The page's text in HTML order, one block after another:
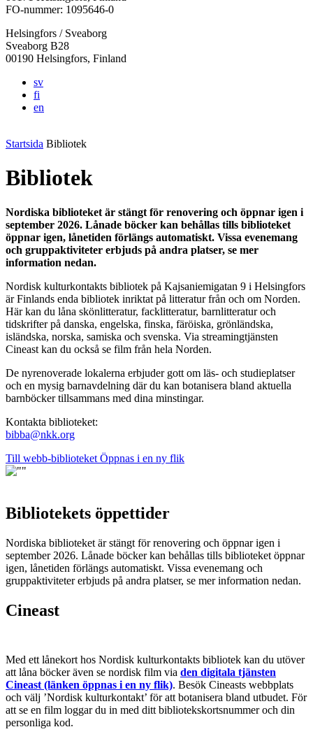
FO-nummer: 1095646-0
Helsingfors / Sveaborg
Sveaborg B28
00190 Helsingfors, Finland
sv
fi
en
Startsida Bibliotek
Bibliotek
Nordiska biblioteket är stängt för renovering och öppnar igen i
september 2026. Lånade böcker kan behållas tills biblioteket
öppnar igen, lånetiden förlängs automatiskt. Vissa evenemang
och gruppaktiviteter erbjuds på andra platser, se mer
information nedan.
Nordisk kulturkontakts bibliotek på Kajsaniemigatan 9 i Helsingfors
är Finlands enda bibliotek inriktat på litteratur från och om Norden.
Här kan du låna skönlitteratur, facklitteratur, barnlitteratur och
tidskrifter på danska, engelska, finska, färöiska, grönländska,
isländska, norska, samiska och svenska. Via streamingtjänsten
Cineast kan du också se film från hela Norden.
De nyrenoverade lokalerna erbjuder gott om läs- och studieplatser
och en mysig barnavdelning där du kan botanisera bland aktuella
barnböcker tillsammans med dina minstingar.
Kontakta biblioteket:
bibba@nkk.org
Till webb-biblioteket Öppnas i en ny flik
Bibliotekets öppettider
Nordiska biblioteket är stängt för renovering och öppnar igen i
september 2026. Lånade böcker kan behållas tills biblioteket öppnar
igen, lånetiden förlängs automatiskt. Vissa evenemang och
gruppaktiviteter erbjuds på andra platser, se mer information nedan.
Cineast
Med ett lånekort hos Nordisk kulturkontakts bibliotek kan du utöver
att låna böcker även se nordisk film via den digitala tjänsten
Cineast (länken öppnas i en ny flik). Besök Cineasts webbplats
och välj ’Nordisk kulturkontakt’ för att botanisera bland utbudet. För
att se en film loggar du in med ditt bibliotekskortsnummer och din
personliga kod.